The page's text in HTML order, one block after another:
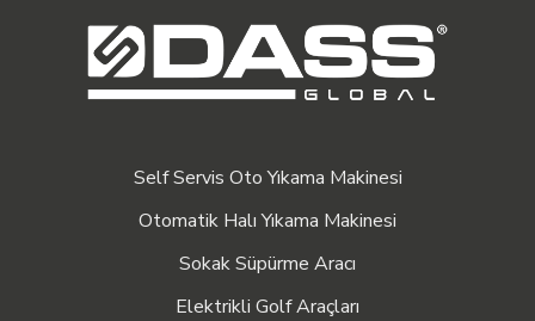
Self Servis Oto Yıkama Makinesi
Otomatik Halı Yıkama Makinesi
Sokak Süpürme Aracı
Elektrikli Golf Araçları